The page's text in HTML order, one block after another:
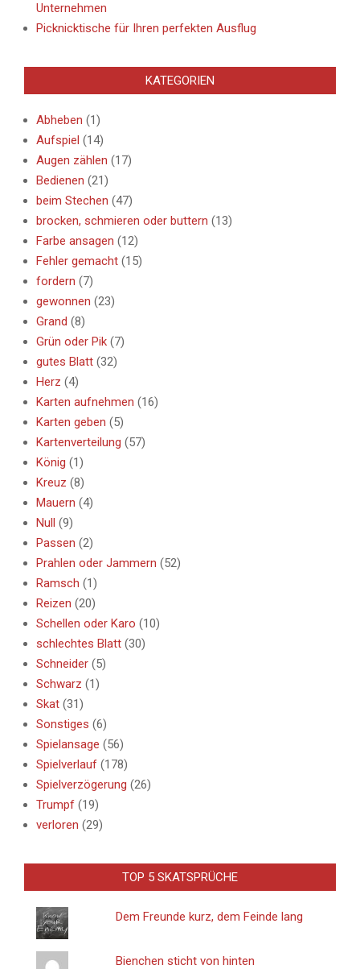
Unternehmen
Picknicktische für Ihren perfekten Ausflug
KATEGORIEN
Abheben (1)
Aufspiel (14)
Augen zählen (17)
Bedienen (21)
beim Stechen (47)
brocken, schmieren oder buttern (13)
Farbe ansagen (12)
Fehler gemacht (15)
fordern (7)
gewonnen (23)
Grand (8)
Grün oder Pik (7)
gutes Blatt (32)
Herz (4)
Karten aufnehmen (16)
Karten geben (5)
Kartenverteilung (57)
König (1)
Kreuz (8)
Mauern (4)
Null
(9)
Passen (2)
Prahlen oder Jammern (52)
Ramsch (1)
Reizen (20)
Schellen oder Karo (10)
schlechtes Blatt (30)
Schneider (5)
Schwarz (1)
Skat (31)
Sonstiges (6)
Spielansage (56)
Spielverlauf (178)
Spielverzögerung (26)
Trumpf (19)
verloren (29)
TOP 5 SKATSPRÜCHE
Dem Freunde kurz, dem Feinde lang
Bienchen sticht von hinten